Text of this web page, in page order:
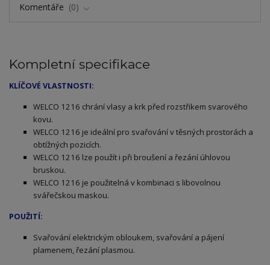
Komentáře
0
Kompletní specifikace
KLÍČOVÉ VLASTNOSTI:
WELCO 1216 chrání vlasy a krk před rozstřikem svarového
kovu.
WELCO 1216 je ideální pro svařování v těsných prostorách a
obtížných pozicích.
WELCO 1216 lze použít i při broušení a řezání úhlovou
bruskou.
WELCO 1216 je použitelná v kombinaci s libovolnou
svářečskou maskou.
POUŽITÍ:
Svařování elektrickým obloukem, svařování a pájení
plamenem, řezání plasmou.